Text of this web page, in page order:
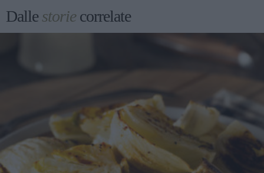
Dallestoriecorrelate